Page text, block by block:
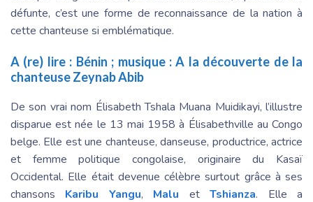
défunte, c’est une forme de reconnaissance de la nation à
cette chanteuse si emblématique.
A (re) lire : Bénin ; musique : A la découverte de la
chanteuse Zeynab Abib
De son vrai nom Élisabeth Tshala Muana Muidikayi, l’illustre
disparue est née le 13 mai 1958 à Élisabethville au Congo
belge. Elle est une chanteuse, danseuse, productrice, actrice
et femme politique congolaise, originaire du Kasaï
Occidental. Elle était devenue célèbre surtout grâce à ses
chansons Karibu Yangu, Malu etTshianza. Elle a